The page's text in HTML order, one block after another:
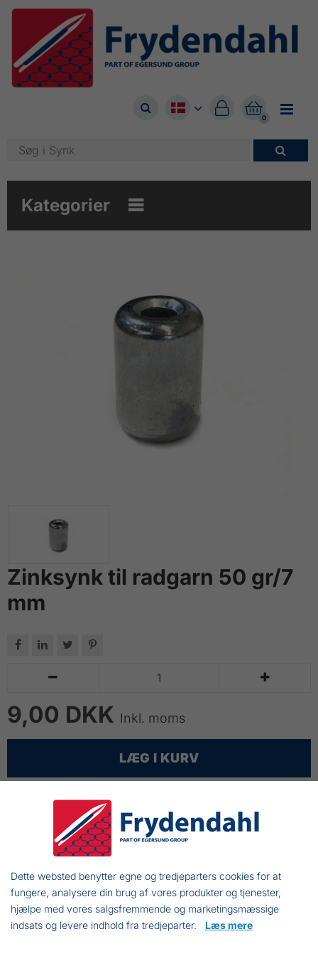


0


Kategorier 
Zinksynk til radgarn 50 gr/7
mm
   
 
9,00 DKK Inkl. moms
LÆG I KURV
Tøndeformet zink er den mest brugte udgave man
bruger til ruserad.
0/7 zink bruges på alle vores standardruser med
radgarnet.
Synk emner produceret af bly må ikke benyttes i
Danmark
Dette websted benytter egne og tredjeparters cookies for at
fungere, analysere din brug af vores produkter og tjenester,
hjælpe med vores salgsfremmende og marketingsmæssige
indsats og levere indhold fra tredjeparter. Læs mere